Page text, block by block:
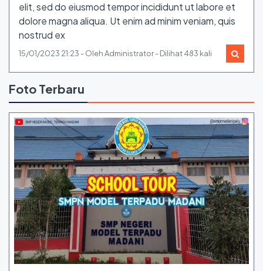
elit, sed do eiusmod tempor incididunt ut labore et
dolore magna aliqua. Ut enim ad minim veniam, quis
nostrud ex
15/01/2023 21:23 - Oleh Administrator - Dilihat 483 kali
Foto Terbaru